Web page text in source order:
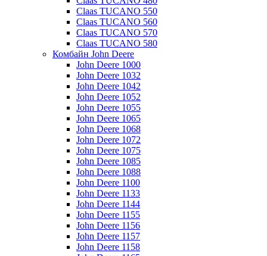
Claas TUCANO 550
Claas TUCANO 560
Claas TUCANO 570
Claas TUCANO 580
Комбайн John Deere
John Deere 1000
John Deere 1032
John Deere 1042
John Deere 1052
John Deere 1055
John Deere 1065
John Deere 1068
John Deere 1072
John Deere 1075
John Deere 1085
John Deere 1088
John Deere 1100
John Deere 1133
John Deere 1144
John Deere 1155
John Deere 1156
John Deere 1157
John Deere 1158